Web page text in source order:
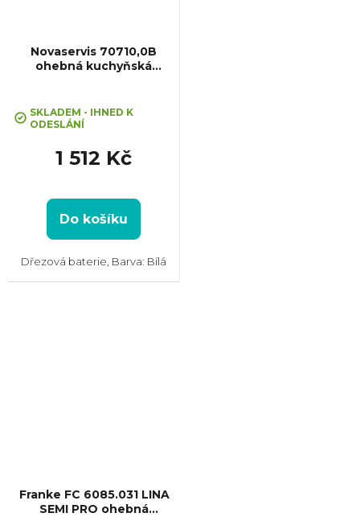
Novaservis 70710,0B
ohebná kuchyňská
hodnocení
5,0
5
hvězdiček.
SKLADEM - IHNED K
ODESLÁNÍ
1 512 Kč
Do košíku
Dřezová baterie, Barva: Bílá
Franke FC 6085.031 LINA
SEMI PRO ohebná